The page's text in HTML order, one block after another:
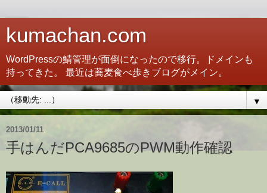
kumachan.com
WordPressの鯖管理が面倒になったので移行。ドメインも
持ってきた。 最近は蕎麦食べ歩きブログがメイン。
▼
2013/01/11
手はんだPCA9685のPWM動作確認